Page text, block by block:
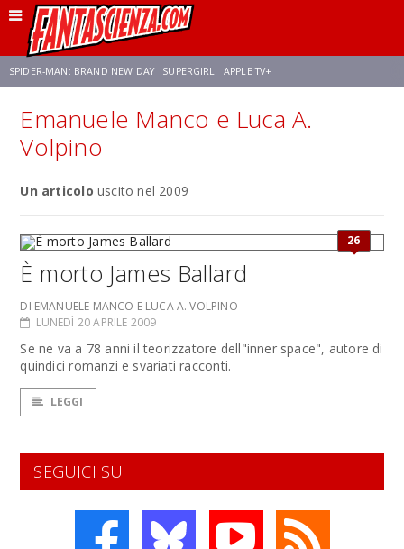
SPIDER-MAN: BRAND NEW DAY SUPERGIRL APPLE TV+
FRANCO RICCIARDIELLO ZENDAYA AVENGERS: DOOMSDAY STAR TREK
NETFLIX SADIE SINK CELIA ROSE GOODING
Emanuele Manco e Luca A.
Volpino
Un articolo uscito nel 2009
26
È morto James Ballard
DI EMANUELE MANCO E LUCA A. VOLPINO
LUNEDÌ 20 APRILE 2009
Se ne va a 78 anni il teorizzatore dell"inner space", autore di
quindici romanzi e svariati racconti.
LEGGI
SEGUICI SU